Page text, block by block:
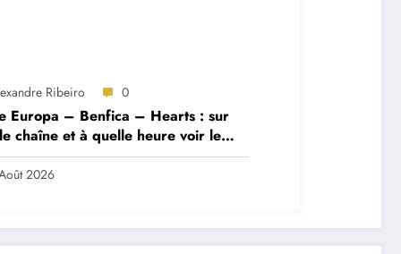
Ribeiro 0
Europa – Benfica – Hearts : sur
chaîne et à quelle heure voir le
?
2026